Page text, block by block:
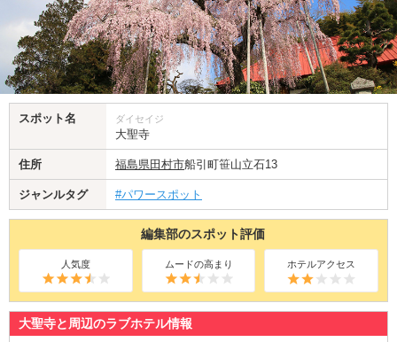
スポット名 ダイセイジ
大聖寺
住所 福島県田村市船引町笹山立石13
ジャンルタグ #パワースポット
編集部のスポット評価
人気度 ムードの高まり ホテルアクセス
大聖寺と周辺のラブホテル情報